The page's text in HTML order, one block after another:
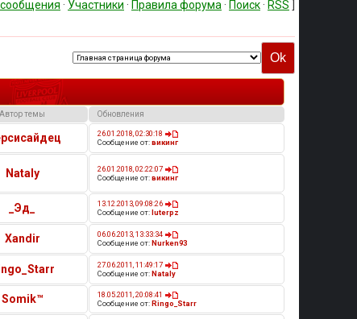
· Участники · Правила форума · Поиск · RSS
Автор темы Обновления
26.01.2018, 02:30:18
Сообщение от:викинг
Nataly
26.01.2018, 02:22:07
Сообщение от:викинг
_Эд_
13.12.2013, 09:08:26
Сообщение от:luterpz
Xandir
06.06.2013, 13:33:34
Сообщение от:Nurken93
27.06.2011, 11:49:17
Сообщение от:Nataly
Somik™
18.05.2011, 20:08:41
Сообщение от:Ringo_Starr